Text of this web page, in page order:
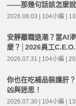
——那幾句話該怎麼
2026.08.03 | 104小編 |
安靜離職退潮？當AI
麼？│2026員工
2026.07.31 | 104小編 |
你也在吃補品裝護肝
凶與迷思！
2026.07.30 | 104小編 |